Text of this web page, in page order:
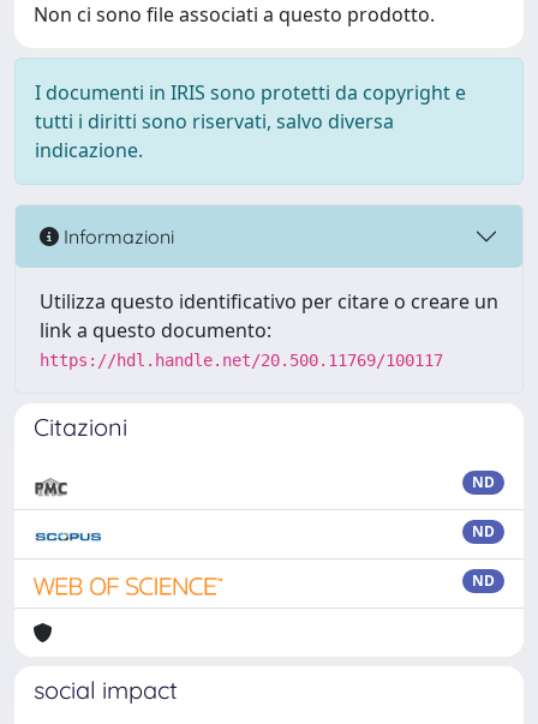
Non ci sono file associati a questo prodotto.
I documenti in IRIS sono protetti da copyright e
tutti i diritti sono riservati, salvo diversa
indicazione.
Informazioni
Utilizza questo identificativo per citare o creare un
link a questo documento:
https://hdl.handle.net/20.500.11769/100117
Citazioni
ND
ND
ND
social impact